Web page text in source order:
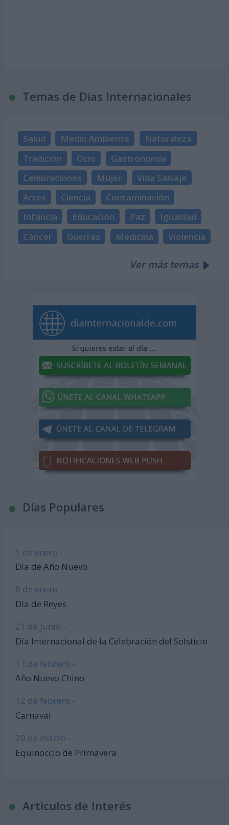
Temas de Días Internacionales
Salud Medio Ambiente
Naturaleza
Tradición
Ocio
Gastronomía
Celebraciones
Mujer
Vida Salvaje
Artes
Ciencia
Contaminación
Infancia
Educación Paz
Igualdad
Cáncer
Guerras Medicina Violencia
Ver más temas
Días Populares
1 de enero -
Día de Año Nuevo
6 de enero -
Día de Reyes
21 de junio -
Día Internacional de la Celebración del Solsticio
17 de febrero -
Año Nuevo Chino
12 de febrero -
Carnaval
20 de marzo -
Equinoccio de Primavera
Articulos de Interés